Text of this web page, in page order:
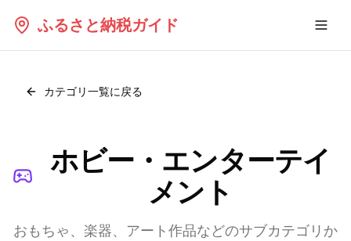
ふるさと納税ガイド
カテゴリ一覧に戻る
ホビー・エンターテイ
メント
おもちゃ、楽器、アート作品などのサブカテゴリか